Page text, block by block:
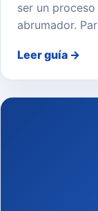
ser un
abrumador.
Leer guía →